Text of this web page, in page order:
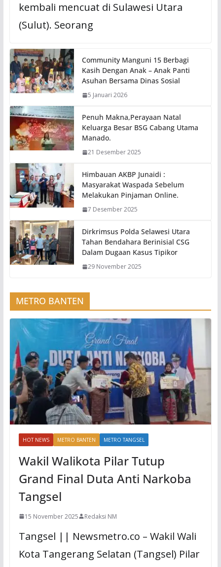
kembali mencuat di Sulawesi Utara
(Sulut). Seorang
Community Manguni 15 Berbagi
Kasih Dengan Anak – Anak Panti
Asuhan Bersama Dinas Sosial
5 Januari 2026
Penuh Makna,Perayaan Natal
Keluarga Besar BSG Cabang Utama
Manado.
21 Desember 2025
Himbauan AKBP Junaidi :
Masyarakat Waspada Sebelum
Melakukan Pinjaman Online.
7 Desember 2025
Dirkrimsus Polda Selawesi Utara
Tahan Bendahara Berinisial CSG
Dalam Dugaan Kasus Tipikor
29 November 2025
METRO BANTEN
HOT NEWS METRO BANTEN METRO TANGSEL
Wakil Walikota Pilar Tutup
Grand Final Duta Anti Narkoba
Tangsel
15 November 2025 Redaksi NM
Tangsel || Newsmetro.co – Wakil Wali
Kota Tangerang Selatan (Tangsel) Pilar